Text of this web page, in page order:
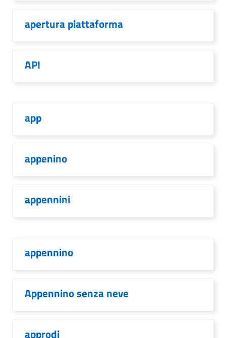
apertura piattaforma
API
app
appenino
appennini
appennino
Appennino senza neve
approdi